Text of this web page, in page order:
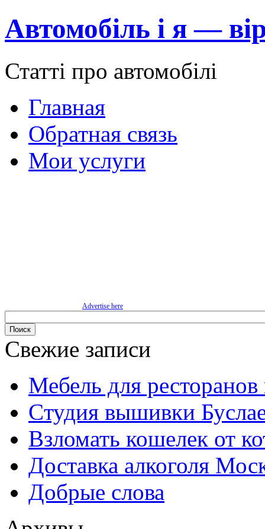
Автомобіль і я —
Статті про автомобілі
Главная
Обратная связь
Мои услуги
Advertise here
Свежие записи
Мебель для
Cтудия вышивки
Взломать кошелек от
Доставка алкоголя
Добрые слова